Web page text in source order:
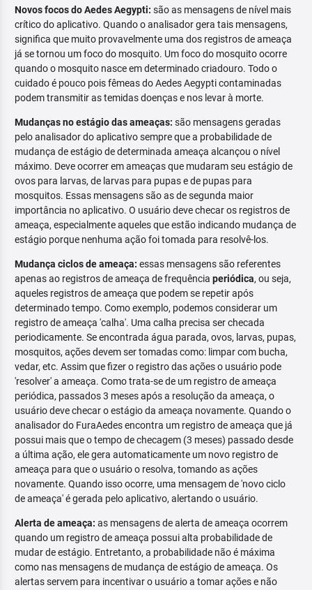
Novos focos do Aedes Aegypti: são as mensagens de nível mais
crítico do aplicativo. Quando o analisador gera tais mensagens,
significa que muito provavelmente uma dos registros de ameaça
já se tornou um foco do mosquito. Um foco do mosquito ocorre
quando o mosquito nasce em determinado criadouro. Todo o
cuidado é pouco pois fêmeas do Aedes Aegypti contaminadas
podem transmitir as temidas doenças e nos levar à morte.
Mudanças no estágio das ameaças: são mensagens geradas
pelo analisador do aplicativo sempre que a probabilidade de
mudança de estágio de determinada ameaça alcançou o nível
máximo. Deve ocorrer em ameaças que mudaram seu estágio de
ovos para larvas, de larvas para pupas e de pupas para
mosquitos. Essas mensagens são as de segunda maior
importância no aplicativo. O usuário deve checar os registros de
ameaça, especialmente aqueles que estão indicando mudança de
estágio porque nenhuma ação foi tomada para resolvê-los.
Mudança ciclos de ameaça: essas mensagens são referentes
apenas ao registros de ameaça de frequência periódica, ou seja,
aqueles registros de ameaça que podem se repetir após
determinado tempo. Como exemplo, podemos considerar um
registro de ameaça 'calha'. Uma calha precisa ser checada
periodicamente. Se encontrada água parada, ovos, larvas, pupas,
mosquitos, ações devem ser tomadas como: limpar com bucha,
vedar, etc. Assim que fizer o registro das ações o usuário pode
'resolver' a ameaça. Como trata-se de um registro de ameaça
periódica, passados 3 meses após a resolução da ameaça, o
usuário deve checar o estágio da ameaça novamente. Quando o
analisador do FuraAedes encontra um registro de ameaça que já
possui mais que o tempo de checagem (3 meses) passado desde
a última ação, ele gera automaticamente um novo registro de
ameaça para que o usuário o resolva, tomando as ações
novamente. Quando isso ocorre, uma mensagem de 'novo ciclo
de ameaça' é gerada pelo aplicativo, alertando o usuário.
Alerta de ameaça: as mensagens de alerta de ameaça ocorrem
quando um registro de ameaça possui alta probabilidade de
mudar de estágio. Entretanto, a probabilidade não é máxima
como nas mensagens de mudança de estágio de ameaça. Os
alertas servem para incentivar o usuário a tomar ações e não